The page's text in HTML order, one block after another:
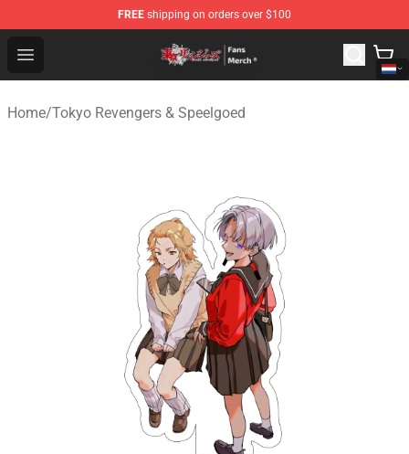
FREE shipping on orders over $100
Open menu
Tokyo Revengers Store - Official Tokyo Revengers
Home/Tokyo Revengers & Speelgoed